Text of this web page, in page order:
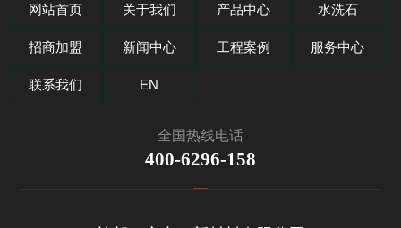
网站首页 关于我们 产品中心 水洗石
招商加盟 新闻中心 工程案例 服务中心
联系我们 EN
全国热线电话
400-6296-158